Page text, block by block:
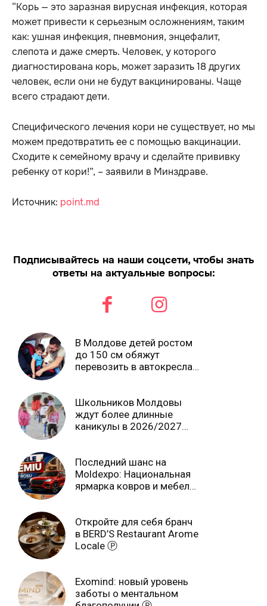
“Корь — это заразная вирусная инфекция, которая
может привести к серьезным осложнениям, таким
как: ушная инфекция, пневмония, энцефалит,
слепота и даже смерть. Человек, у которого
диагностирована корь, может заразить 18 других
человек, если они не будут вакцинированы. Чаще
всего страдают дети.
Специфического лечения кори не существует, но мы
можем предотвратить ее с помощью вакцинации.
Сходите к семейному врачу и сделайте прививку
ребенку от кори!”, – заявили в Минздраве.
Источник: point.md
Подписывайтесь на наши соцсети, чтобы знать
ответы на актуальные вопросы:
В Молдове детей ростом
до 150 см обяжут
перевозить в автокреслах
Школьников Молдовы
ждут более длинные
каникулы в 2026/2027
Последний шанс на
Moldexpo: Национальная
ярмарка ковров и мебели
Откройте для себя бранч
в BERD’S Restaurant Arome
Locale Ⓟ
Exomind: новый уровень
заботы о ментальном